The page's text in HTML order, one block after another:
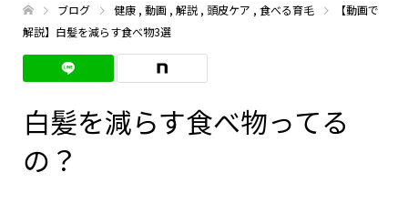
ブログ 健康 , 動画 , 解説 , 頭皮ケア , 食べる育毛
【動画で
解説】白髪を減らす食べ物3選
白髪を減らす食べ物ってる
の？